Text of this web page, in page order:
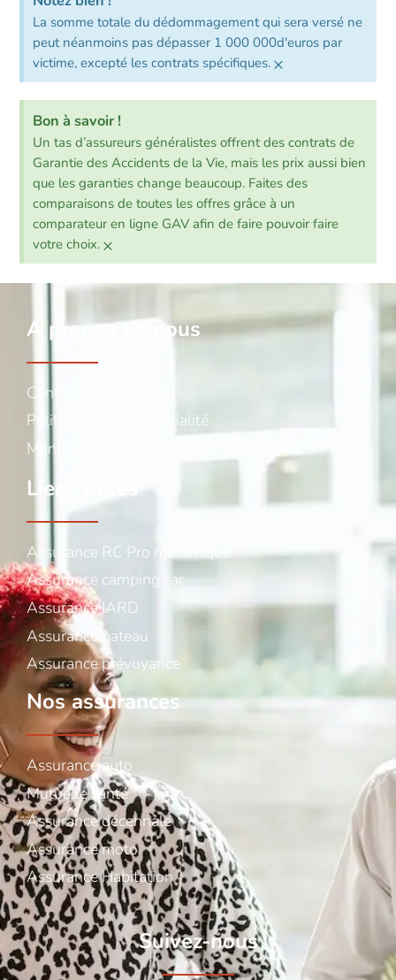
La somme totale du dédommagement qui sera versé ne
peut néanmoins pas dépasser 1 000 000d'euros par
victime, excepté les contrats spécifiques. ×
Bon à savoir !
Un tas d’assureurs généralistes offrent des contrats de
Garantie des Accidents de la Vie, mais les prix aussi bien
que les garanties change beaucoup. Faites des
comparaisons de toutes les offres grâce à un
comparateur en ligne GAV afin de faire pouvoir faire
votre choix. ×
A propos de nous
Contact
Politique de confidentialité
Mentions légales
Liens utiles
Assurance RC Pro multirisque
Assurance camping car
Assurance IARD
Assurance bateau
Assurance prévoyance
Nos assurances
Assurance auto
Mutuelle santé
Assurance décennale
Assurance moto
Assurance Habitation
Suivez-nous